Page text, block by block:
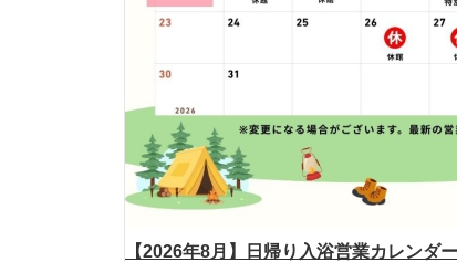
【2026年8月】日帰り入浴営業カレンダー